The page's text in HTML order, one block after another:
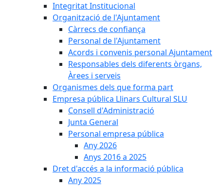
Integritat Institucional
Organització de l'Ajuntament
Càrrecs de confiança
Personal de l'Ajuntament
Acords i convenis personal Ajuntament
Responsables dels diferents òrgans,
Àrees i serveis
Organismes dels que forma part
Empresa pública Llinars Cultural SLU
Consell d'Administració
Junta General
Personal empresa pública
Any 2026
Anys 2016 a 2025
Dret d'accés a la informació pública
Any 2025